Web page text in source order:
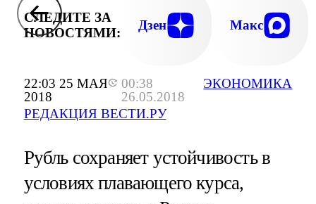
22:03 25 МАЯ
2018
00:38
26.05.2018
РЕДАКЦИЯ ВЕСТИ.РУ
ЭКОНОМИКА
СЛЕДИТЕ ЗА
НОВОСТЯМИ:
Дзен Макс
Рубль сохраняет устойчивость в
условиях плавающего курса,